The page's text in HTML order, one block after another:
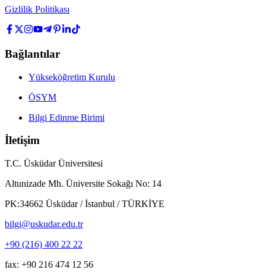
Gizlilik Politikası
Bağlantılar
Yükseköğretim Kurulu
ÖSYM
Bilgi Edinme Birimi
İletişim
T.C. Üsküdar Üniversitesi
Altunizade Mh. Üniversite Sokağı No: 14
PK:34662 Üsküdar / İstanbul / TÜRKİYE
bilgi@uskudar.edu.tr
+90 (216) 400 22 22
fax: +90 216 474 12 56